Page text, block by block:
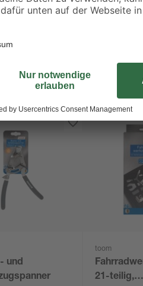
Bremse einzubauen.
und
toom
21-teilig,